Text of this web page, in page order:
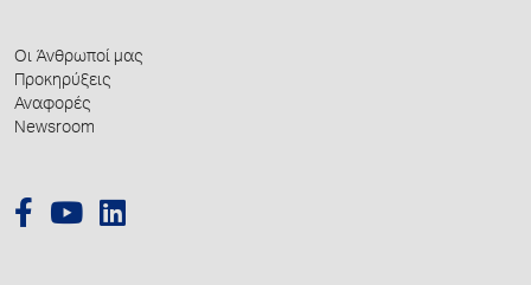
Οι Άνθρωποί μας
Προκηρύξεις
Αναφορές
Newsroom